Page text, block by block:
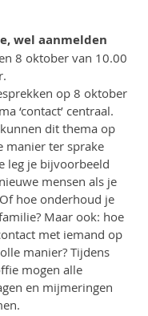
wel aanmelden
8 oktober van 10.00
op 8 oktober
‘contact’ centraal.
dit thema op
manier ter sprake
leg je bijvoorbeeld
mensen als je
hoe onderhoud je
Maar ook: hoe
met iemand op
manier? Tijdens
mogen alle
en mijmeringen